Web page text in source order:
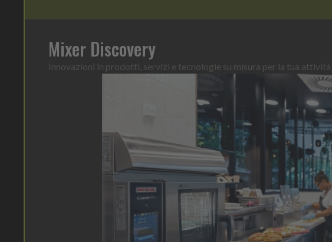
Mixer Discovery
Innovazioni in prodotti, servizi e tecnologie su misura per la tua attività